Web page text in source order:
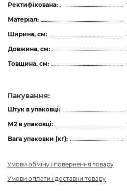
Ректифікована:
Матеріал:
Ширина, см:
Довжина, см:
Товщина, см:
Пакування:
Штук в упаковці:
М2 в упаковці:
Вага упаковки (кг):
Умови обміну і повернення товару
Умови оплати і доставки товару